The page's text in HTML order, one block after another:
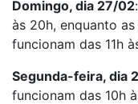
Domingo, dia 27/02
às 20h, enquanto
funcionam das 11h
Segunda-feira, dia
funcionam das 10h